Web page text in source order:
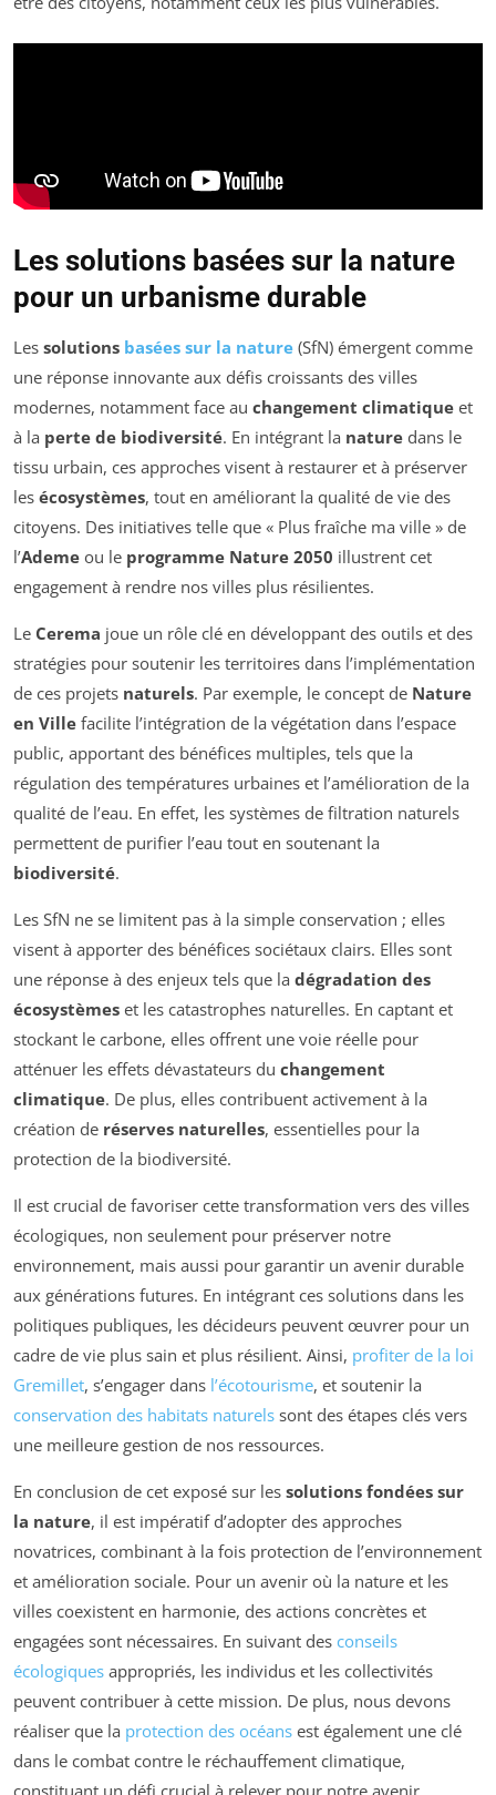
Les solutions basées sur la nature
pour un urbanisme durable
Les solutions basées sur la nature (SfN) émergent comme
une réponse innovante aux défis croissants des villes
modernes, notamment face au changement climatique et
à la perte de biodiversité. En intégrant la nature dans le
tissu urbain, ces approches visent à restaurer et à préserver
les écosystèmes, tout en améliorant la qualité de vie des
citoyens. Des initiatives telle que « Plus fraîche ma ville » de
l’Ademe ou le programme Nature 2050 illustrent cet
engagement à rendre nos villes plus résilientes.
Le Cerema joue un rôle clé en développant des outils et des
stratégies pour soutenir les territoires dans l’implémentation
de ces projets naturels. Par exemple, le concept de Nature
en Ville facilite l’intégration de la végétation dans l’espace
public, apportant des bénéfices multiples, tels que la
régulation des températures urbaines et l’amélioration de la
qualité de l’eau. En effet, les systèmes de filtration naturels
permettent de purifier l’eau tout en soutenant la
biodiversité.
Les SfN ne se limitent pas à la simple conservation ; elles
visent à apporter des bénéfices sociétaux clairs. Elles sont
une réponse à des enjeux tels que la dégradation des
écosystèmes et les catastrophes naturelles. En captant et
stockant le carbone, elles offrent une voie réelle pour
atténuer les effets dévastateurs du changement
climatique. De plus, elles contribuent activement à la
création de réserves naturelles, essentielles pour la
protection de la biodiversité.
Il est crucial de favoriser cette transformation vers des villes
écologiques, non seulement pour préserver notre
environnement, mais aussi pour garantir un avenir durable
aux générations futures. En intégrant ces solutions dans les
politiques publiques, les décideurs peuvent œuvrer pour un
cadre de vie plus sain et plus résilient. Ainsi, profiter de la loi
Gremillet, s’engager dans l’écotourisme, et soutenir la
conservation des habitats naturels sont des étapes clés vers
une meilleure gestion de nos ressources.
En conclusion de cet exposé sur les solutions fondées sur
la nature, il est impératif d’adopter des approches
novatrices, combinant à la fois protection de l’environnement
et amélioration sociale. Pour un avenir où la nature et les
villes coexistent en harmonie, des actions concrètes et
engagées sont nécessaires. En suivant des conseils
écologiques appropriés, les individus et les collectivités
peuvent contribuer à cette mission. De plus, nous devons
réaliser que la protection des océans est également une clé
dans le combat contre le réchauffement climatique,
constituant un défi crucial à relever pour notre avenir